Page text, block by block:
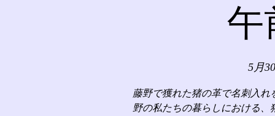
午
5月
藤野で獲れた猪の革で名刺入
野の私たちの暮らしにおける